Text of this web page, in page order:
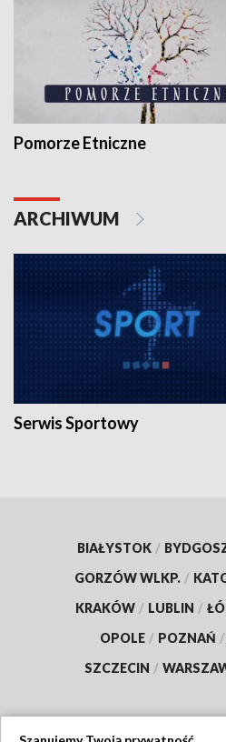
Pomorze Etniczne
ARCHIWUM
Serwis Sportowy
BIAŁYSTOK /
GORZÓW WLKP. /
KRAKÓW / LUBLIN /
OPOLE / POZNAŃ /
SZCZECIN /